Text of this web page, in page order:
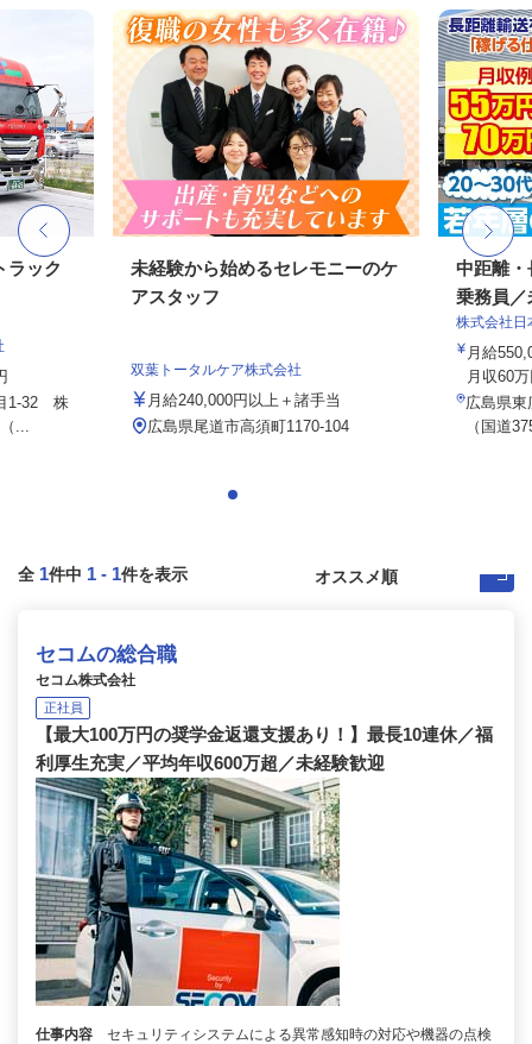
ラック
1-32 株
...
未経験から始めるセレモニーのケ
アスタッフ
双葉トータルケア株式会社
月給240,000円以上＋諸手当
広島県尾道市高須町1170-104
中距離・
乗務員／
株式会社日
月給
月収60
広島県東
（国道
全 1件中 1 - 1件を表示
セコムの総合職
セコム株式会社
正社員
【最大100万円の奨学金返還支援あり！】最長10連休／福
利厚生充実／平均年収600万超／未経験歓迎
仕事内容
セキュリティシステムによる異常感知時の対応や機器の点検